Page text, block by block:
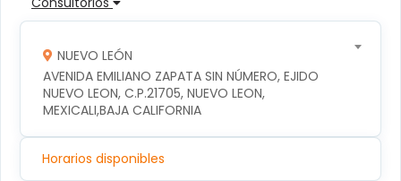
NUEVO LEÓN
AVENIDA EMILIANO ZAPATA SIN NÚMERO, EJIDO
NUEVO LEON, C.P.21705, NUEVO LEON,
MEXICALI,BAJA CALIFORNIA
Horarios disponibles